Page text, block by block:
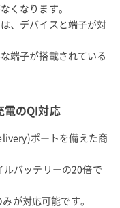
くなります。
、デバイスと端子が対
端子が搭載されている
電のQI対応
ポートを備えた商
バッテリーの20倍で
が対応可能です。